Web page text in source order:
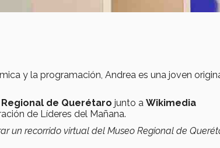
y la programación, Andrea es una joven
Regional de Querétaro junto a Wikimedia
de Líderes del Mañana.
un recorrido virtual del Museo Regional de